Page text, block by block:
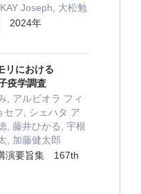
Joseph, 大松勉
2024年
リにおける
疫学調査
, アルビオラ フィ
セフ, シェハタ ア
, 藤井ひかる, 宇根
, 加藤健太郎
演要旨集 167th